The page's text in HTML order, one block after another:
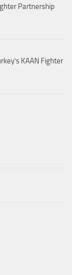
Partnership
KAAN Fighter